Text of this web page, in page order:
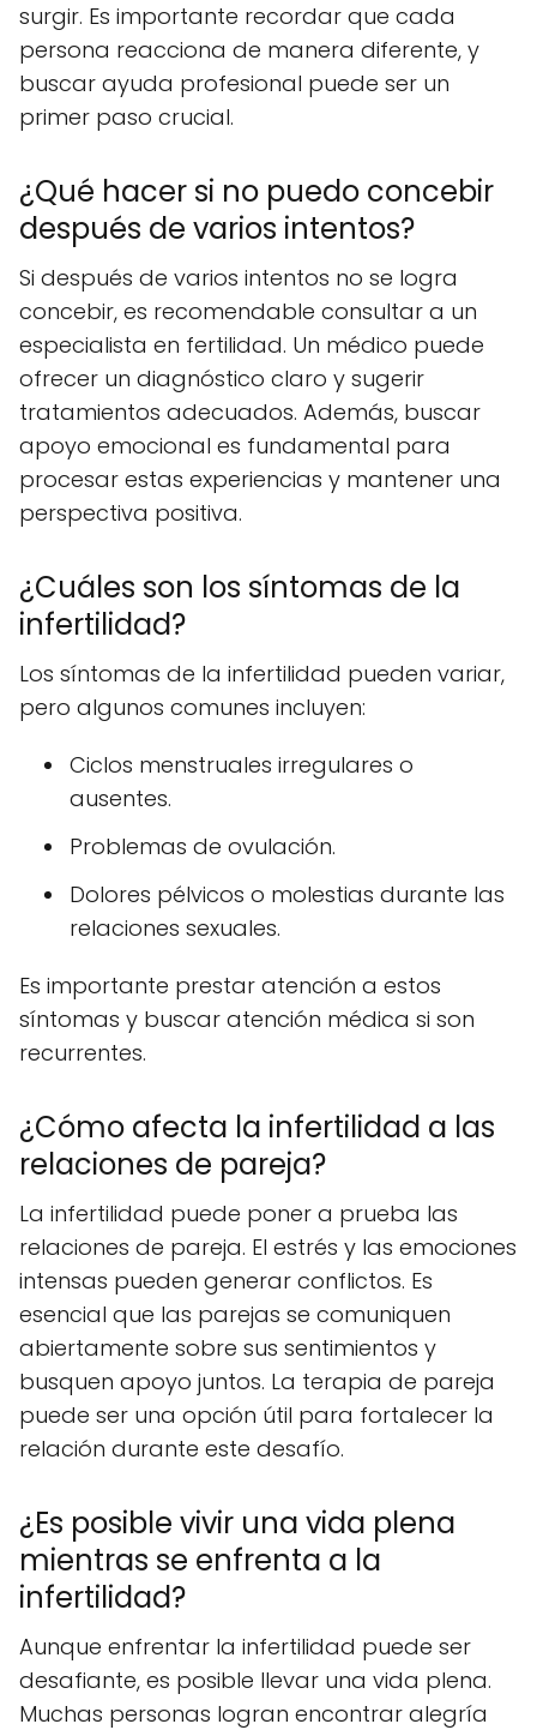
surgir. Es importante recordar que cada
persona reacciona de manera diferente, y
buscar ayuda profesional puede ser un
primer paso crucial.
¿Qué hacer si no puedo concebir
después de varios intentos?
Si después de varios intentos no se logra
concebir, es recomendable consultar a un
especialista en fertilidad. Un médico puede
ofrecer un diagnóstico claro y sugerir
tratamientos adecuados. Además, buscar
apoyo emocional es fundamental para
procesar estas experiencias y mantener una
perspectiva positiva.
¿Cuáles son los síntomas de la
infertilidad?
Los síntomas de la infertilidad pueden variar,
pero algunos comunes incluyen:
Ciclos menstruales irregulares o
ausentes.
Problemas de ovulación.
Dolores pélvicos o molestias durante las
relaciones sexuales.
Es importante prestar atención a estos
síntomas y buscar atención médica si son
recurrentes.
¿Cómo afecta la infertilidad a las
relaciones de pareja?
La infertilidad puede poner a prueba las
relaciones de pareja. El estrés y las emociones
intensas pueden generar conflictos. Es
esencial que las parejas se comuniquen
abiertamente sobre sus sentimientos y
busquen apoyo juntos. La terapia de pareja
puede ser una opción útil para fortalecer la
relación durante este desafío.
¿Es posible vivir una vida plena
mientras se enfrenta a la
infertilidad?
Aunque enfrentar la infertilidad puede ser
desafiante, es posible llevar una vida plena.
Muchas personas logran encontrar alegría